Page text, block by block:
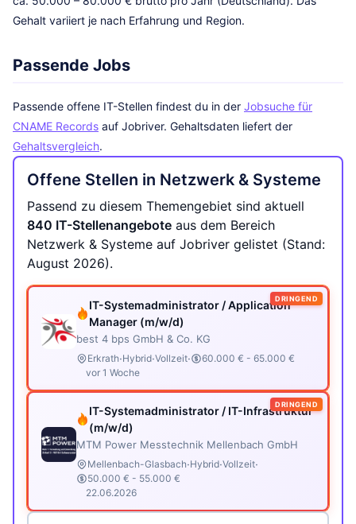
Gehalt variiert je nach Erfahrung und Region.
Passende Jobs
Passende offene IT-Stellen findest du in der Jobsuche für
CNAME Records auf Jobriver. Gehaltsdaten liefert der
Gehaltsvergleich.
Offene Stellen in Netzwerk & Systeme
Passend zu diesem Themengebiet sind aktuell
840 IT-Stellenangebote aus dem Bereich
Netzwerk & Systeme auf Jobriver gelistet (Stand:
August 2026).
IT-Systemadministrator / Application
Manager (m/w/d)
best 4 bps GmbH & Co. KG
Erkrath·Hybrid·Vollzeit·
60.000 € - 65.000 €
vor 1 Woche
DRINGEND
IT-Systemadministrator / IT-Infrastruktur
(m/w/d)
MTM Power Messtechnik Mellenbach GmbH
Mellenbach-Glasbach·Hybrid·Vollzeit·
50.000 € - 55.000 €
22.06.2026
DRINGEND